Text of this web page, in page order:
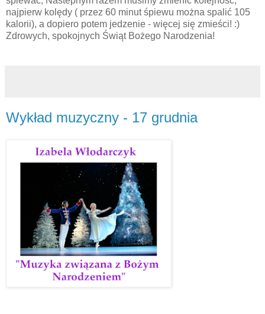
najpierw kolędy ( przez 60 minut śpiewu można spalić 105
kalorii), a dopiero potem jedzenie - więcej się zmieści! :)
Zdrowych, spokojnych Świąt Bożego Narodzenia!
Wykład muzyczny - 17 grudnia